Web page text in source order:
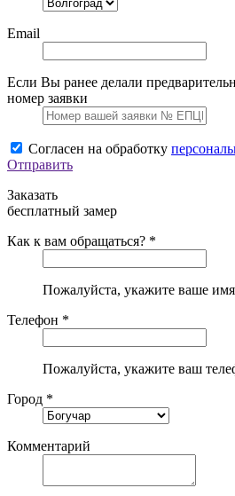
Email
Если Вы ранее делали
номер заявки
Согласен на обработку
Отправить
Заказать
бесплатный замер
Как к вам обращаться? *
Пожалуйста, укажите ваше имя
Телефон *
Пожалуйста, укажите ваш
Город *
Комментарий